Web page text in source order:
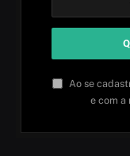
Ao se
e com a